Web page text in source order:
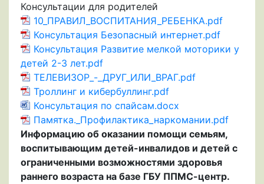
Консультации для родителей
10_ПРАВИЛ_ВОСПИТАНИЯ_РЕБЕНКА.pdf
Консультация Безопасный интернет.pdf
Консультация Развитие мелкой моторики у
детей 2-3 лет.pdf
ТЕЛЕВИЗОР_-_ДРУГ_ИЛИ_ВРАГ.pdf
Троллинг и кибербуллинг.pdf
Консультация по спайсам.docx
Памятка._Профилактика_наркомании.pdf
Информацию об оказании помощи семьям,
воспитывающим детей-инвалидов и детей с
ограниченными возможностями здоровья
раннего возраста на базе ГБУ ППМС-центр.